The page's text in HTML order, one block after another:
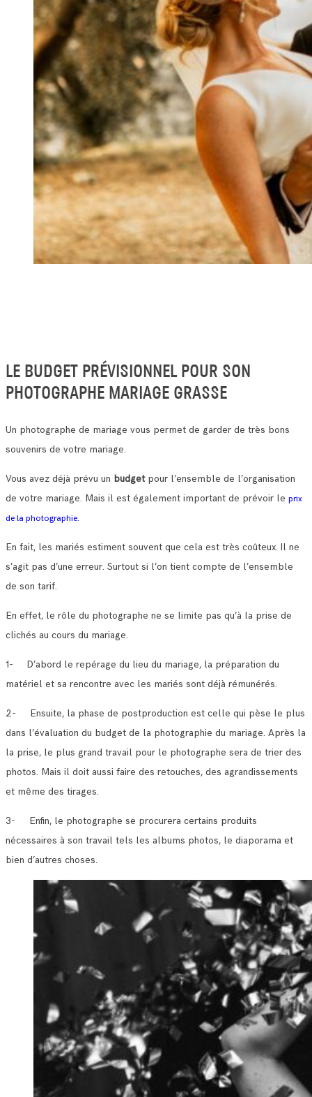
LE BUDGET PRÉVISIONNEL POUR SON
PHOTOGRAPHE MARIAGE GRASSE
Un photographe de mariage vous permet de garder de très bons
souvenirs de votre mariage.
Vous avez déjà prévu un budget pour l’ensemble de l’organisation
de votre mariage. Mais il est également important de prévoir le prix
de la photographie.
En fait, les mariés estiment souvent que cela est très coûteux. Il ne
s’agit pas d’une erreur. Surtout si l’on tient compte de l’ensemble
de son tarif.
En effet, le rôle du photographe ne se limite pas qu’à la prise de
clichés au cours du mariage.
1- D’abord le repérage du lieu du mariage, la préparation du
matériel et sa rencontre avec les mariés sont déjà rémunérés.
2- Ensuite, la phase de postproduction est celle qui pèse le plus
dans l’évaluation du budget de la photographie du mariage. Après la
la prise, le plus grand travail pour le photographe sera de trier des
photos. Mais il doit aussi faire des retouches, des agrandissements
et même des tirages.
3- Enfin, le photographe se procurera certains produits
nécessaires à son travail tels les albums photos, le diaporama et
bien d’autres choses.